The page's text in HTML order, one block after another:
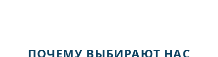
ПОЧЕМУ ВЫБИРАЮТ НАС